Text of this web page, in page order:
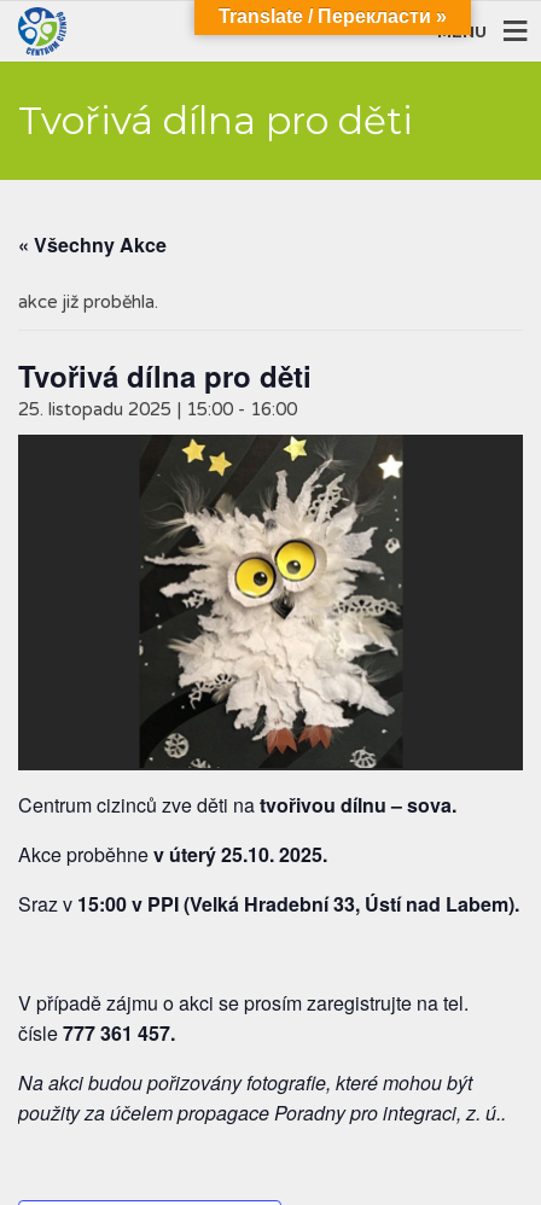
MENU
Tvořivá dílna pro děti
« Všechny Akce
akce již proběhla.
Tvořivá dílna pro děti
25. listopadu 2025 | 15:00 - 16:00
Centrum cizinců zve děti natvořivou dílnu – sova.
Akce proběhnev úterý 25.10. 2025.
Sraz v 15:00 v PPI (Velká Hradební 33, Ústí nad Labem).
V případě zájmu o akci se prosím zaregistrujte na tel.
čísle777 361 457.
Na akci budou pořizovány fotografie, které mohou být
použity za účelem propagace Poradny pro integraci, z. ú..
Translate / Перекласти »